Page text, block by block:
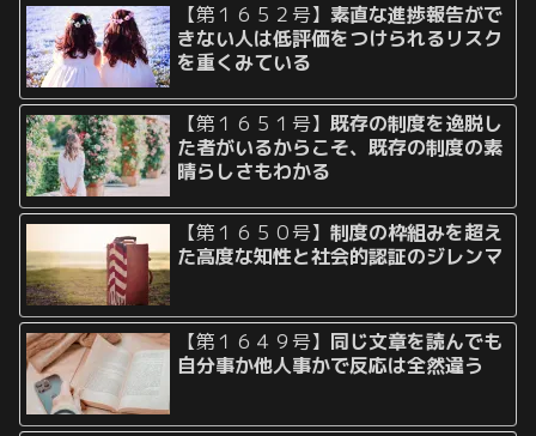
【第１６５２号】素直な進捗報告がで
きない人は低評価をつけられるリスク
を重くみている
【第１６５１号】既存の制度を逸脱し
た者がいるからこそ、既存の制度の素
晴らしさもわかる
【第１６５０号】制度の枠組みを超え
た高度な知性と社会的認証のジレンマ
【第１６４９号】 同じ文章を読んでも
自分事か他人事かで反応は全然違う